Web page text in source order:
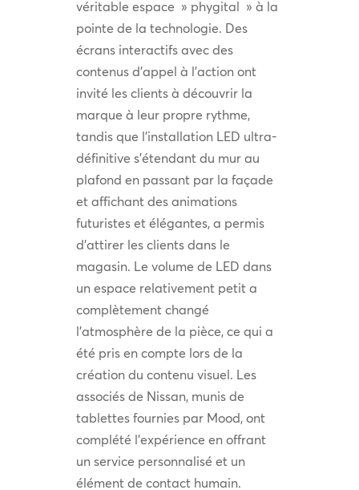
véritable espace » phygital » à la
pointe de la technologie. Des
écrans interactifs avec des
contenus d’appel à l’action ont
invité les clients à découvrir la
marque à leur propre rythme,
tandis que l’installation LED ultra-
définitive s’étendant du mur au
plafond en passant par la façade
et affichant des animations
futuristes et élégantes, a permis
d’attirer les clients dans le
magasin. Le volume de LED dans
un espace relativement petit a
complètement changé
l’atmosphère de la pièce, ce qui a
été pris en compte lors de la
création du contenu visuel. Les
associés de Nissan, munis de
tablettes fournies par Mood, ont
complété l’expérience en offrant
un service personnalisé et un
élément de contact humain.